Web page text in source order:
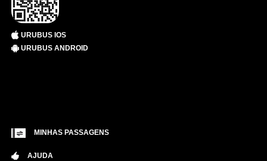
URUBUS IOS
URUBUS ANDROID
MINHAS PASSAGENS
AJUDA